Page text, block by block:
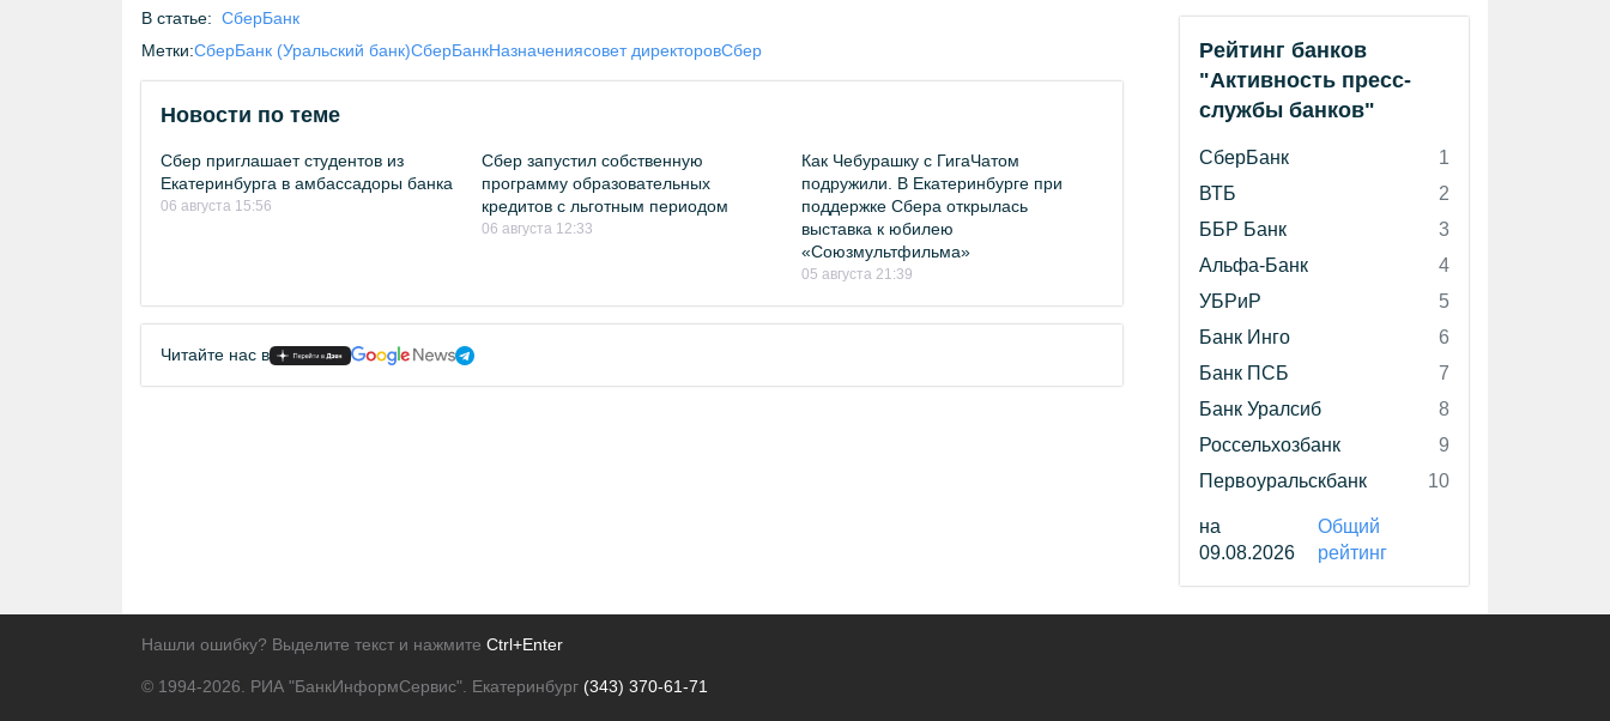
В статье: СберБанк
Метки:СберБанк (Уральский банк)СберБанкНазначениясовет директоровСбер
Новости по теме
Сбер приглашает студентов из
Екатеринбурга в амбассадоры банка
06 августа 15:56
Сбер запустил собственную
программу образовательных
кредитов с льготным периодом
06 августа 12:33
Как Чебурашку с ГигаЧатом
подружили. В Екатеринбурге при
поддержке Сбера открылась
выставка к юбилею
«Союзмультфильма»
05 августа 21:39
Читайте нас в
Рейтинг банков
"Активность пресс-
службы банков"
СберБанк
1
ВТБ
2
ББР Банк
3
Альфа-Банк
4
УБРиР
5
Банк Инго
6
Банк ПСБ
7
Банк Уралсиб
8
Россельхозбанк
9
Первоуральскбанк
10
на
09.08.2026
Общий
рейтинг
Нашли ошибку? Выделите текст и нажмите Ctrl+Enter
© 1994-2026. РИА "БанкИнформСервис". Екатеринбург (343) 370-61-71